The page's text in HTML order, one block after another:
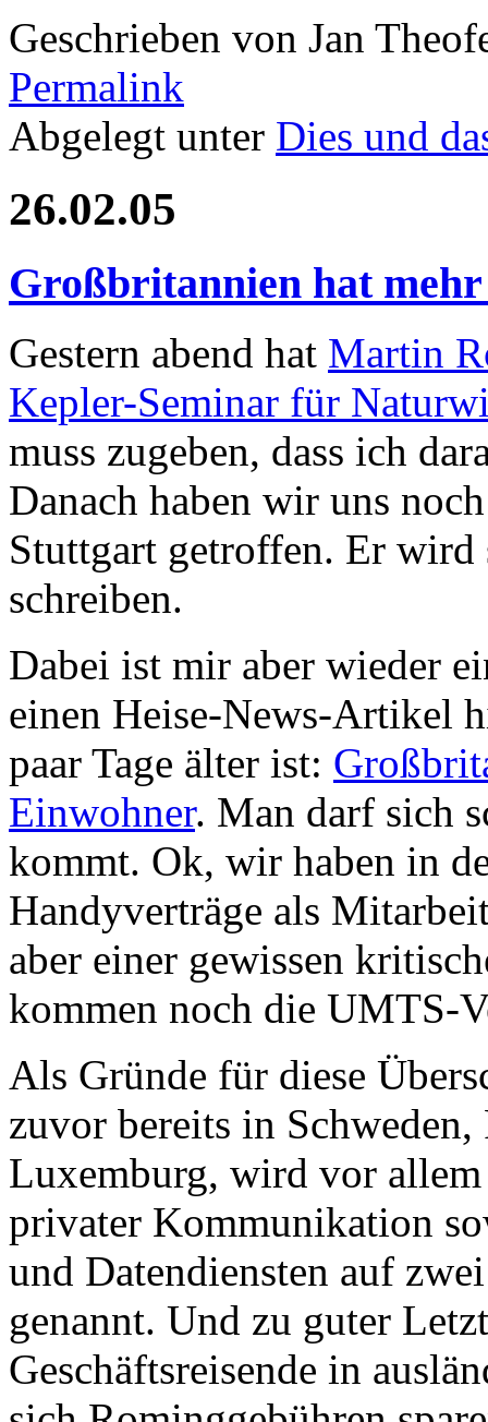
Geschrieben von Jan
Permalink
Abgelegt unter Dies und
26.02.05
Großbritannien hat
Gestern abend hat Martin
Kepler-Seminar für
muss zugeben, dass ich
Danach haben wir uns
Stuttgart getroffen. Er wird
schreiben.
Dabei ist mir aber wieder
einen Heise-News-Artikel
paar Tage älter ist:
Einwohner. Man darf sich
kommt. Ok, wir haben in
Handyverträge als
aber einer gewissen
kommen noch die UMTS-
Als Gründe für diese
zuvor bereits in
Luxemburg, wird vor
privater Kommunikation
und Datendiensten auf
genannt. Und zu guter
Geschäftsreisende in